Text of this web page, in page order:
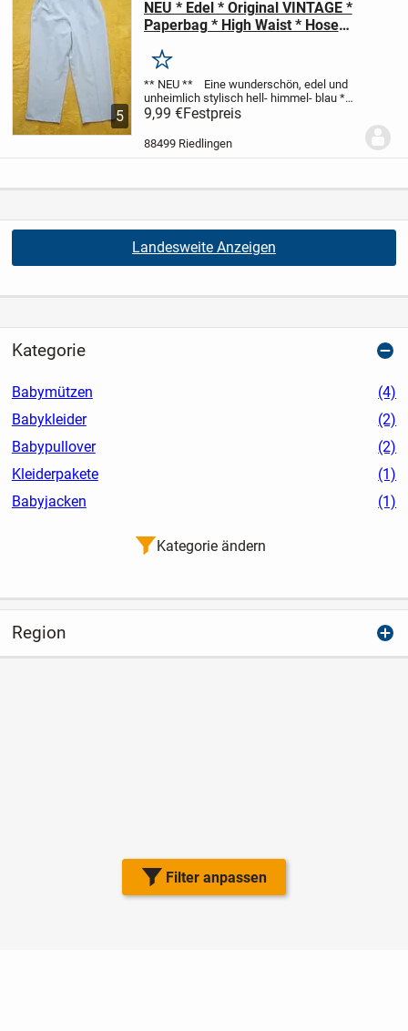
Filter anpassen
5
NEU * Edel * Original VINTAGE *
Paperbag * High Waist * Hose
himmel- blau * serenity *
Merken
** NEU **
Eine wunderschön, edel und
unheimlich stylisch hell- himmel- blau *
serenityOriginal VINTAGE
Anzug HOSE
Größe 34- 36/ XS- S
9,99 €Festpreis
88499 Riedlingen
Landesweite Anzeigen
Kategorie
Babymützen
(4)
Babykleider
(2)
Babypullover
(2)
Kleiderpakete
(1)
Babyjacken
(1)
Kategorie ändern
Region